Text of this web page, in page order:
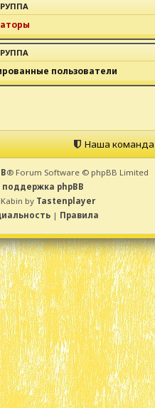
пользователи
Наша команда
® Forum Software © phpBB Limited
поддержка phpBB
by Tastenplayer
| Правила